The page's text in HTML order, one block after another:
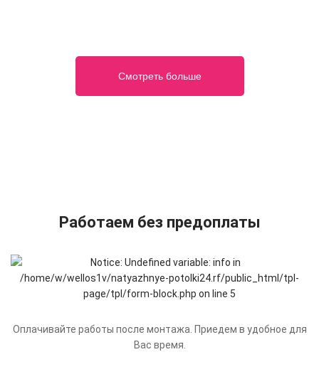
Смотреть больше
Работаем без предоплаты
Оплачивайте работы после монтажа. Приедем в удобное для
Вас время.